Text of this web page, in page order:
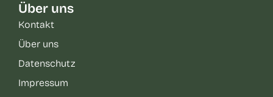
Über uns
Kontakt
Über uns
Datenschutz
Impressum